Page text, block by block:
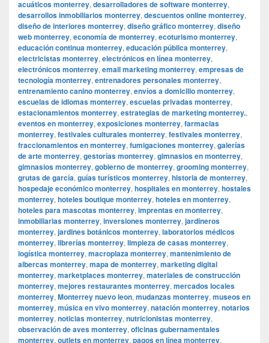
acuáticos monterrey, desarrolladores de software monterrey,
desarrollos inmobiliarios monterrey, descuentos online monterrey,
diseño de interiores monterrey, diseño gráfico monterrey, diseño
web monterrey, economía de monterrey, ecoturismo monterrey,
educación continua monterrey, educación pública monterrey,
electricistas monterrey, electrónicos en línea monterrey,
electrónicos monterrey, email marketing monterrey, empresas de
tecnología monterrey, entrenadores personales monterrey,
entrenamiento canino monterrey, envíos a domicilio monterrey,
escuelas de idiomas monterrey, escuelas privadas monterrey,
estacionamientos monterrey, estrategias de marketing monterrey.,
eventos en monterrey, exposiciones monterrey, farmacias
monterrey, festivales culturales monterrey, festivales monterrey,
fraccionamientos en monterrey, fumigaciones monterrey, galerías
de arte monterrey, gestorías monterrey, gimnasios en monterrey,
gimnasios monterrey, gobierno de monterrey, grooming monterrey,
grutas de garcía, guías turísticos monterrey, historia de monterrey,
hospedaje económico monterrey, hospitales en monterrey, hostales
monterrey, hoteles boutique monterrey, hoteles en monterrey,
hoteles para mascotas monterrey, imprentas en monterrey,
inmobiliarias monterrey, inversiones monterrey, jardineros
monterrey, jardines botánicos monterrey, laboratorios médicos
monterrey, librerías monterrey, limpieza de casas monterrey,
logística monterrey, macroplaza monterrey, mantenimiento de
albercas monterrey, mapa de monterrey, marketing digital
monterrey, marketplaces monterrey, materiales de construcción
monterrey, mejores restaurantes monterrey, mercados locales
monterrey, Monterrey nuevo leon, mudanzas monterrey, museos en
monterrey, música en vivo monterrey, natación monterrey, notarios
monterrey, noticias monterrey, nutricionistas monterrey,
observación de aves monterrey, oficinas gubernamentales
monterrey, outlets en monterrey, pagos en línea monterrey,